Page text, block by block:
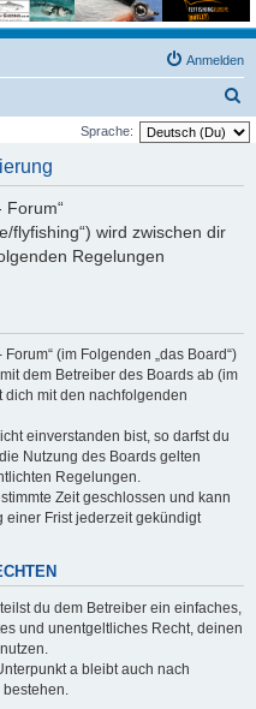
Anmelden
u
Sprache:
Forum“
flyfishing“) wird zwischen dir
Regelungen
(im Folgenden „das Board“)
dem Betreiber des Boards ab (im
dich mit den nachfolgenden
einverstanden bist, so darfst du
Nutzung des Boards gelten
Regelungen.
Zeit geschlossen und kann
Frist jederzeit gekündigt
du dem Betreiber ein einfaches,
und unentgeltliches Recht, deinen
a bleibt auch nach